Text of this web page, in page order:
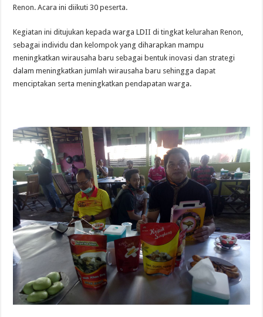
Renon. Acara ini diikuti 30 peserta.
Kegiatan ini ditujukan kepada warga LDII di tingkat kelurahan Renon,
sebagai individu dan kelompok yang diharapkan mampu
meningkatkan wirausaha baru sebagai bentuk inovasi dan strategi
dalam meningkatkan jumlah wirausaha baru sehingga dapat
menciptakan serta meningkatkan pendapatan warga.